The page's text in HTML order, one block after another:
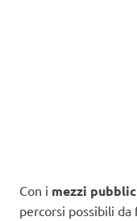
Con i mezzi
percorsi possibili da